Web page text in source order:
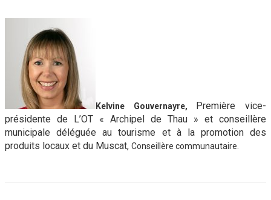
Kelvine Gouvernayre,
Première vice-
présidente de L’OT « Archipel de Thau » et conseillère
municipale déléguée au tourisme et à la promotion des
produits locaux et du Muscat, Conseillère communautaire.